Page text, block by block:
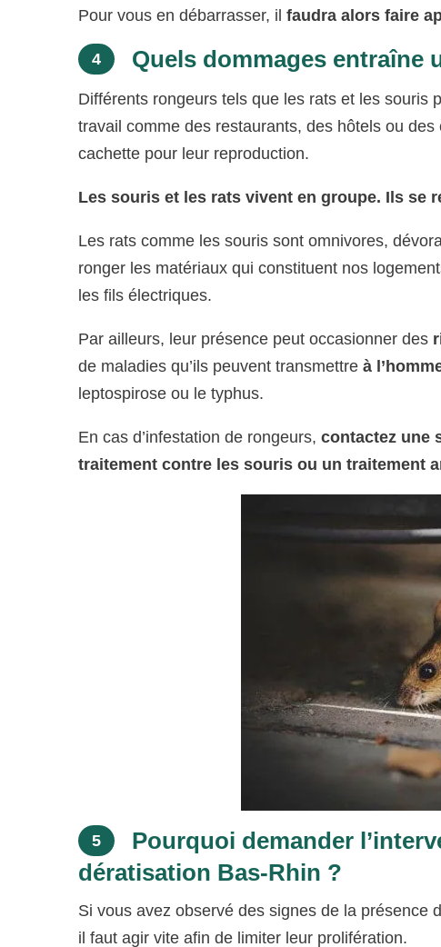
Pour vous en débarrasser, ilfaudra alors faire
4 Quels dommages entraîne
Différents rongeurs tels que les rats et les souris
travail comme des restaurants, des hôtels ou
cachette pour leur reproduction.
Les souris et les rats vivent en groupe. Ils se
Les rats comme les souris sont omnivores,
ronger les matériaux qui constituent nos
les fils électriques.
Par ailleurs, leur présence peut occasionner des
de maladies qu’ils peuvent transmettreà
leptospirose ou le typhus.
En cas d’infestation de rongeurs,contactez une
traitement contre les souris ou un traitement
5
Pourquoi demander
dératisation Bas-Rhin ?
Si vous avez observé des signes de la présence
il faut agir vite afin de limiter leur prolifération.